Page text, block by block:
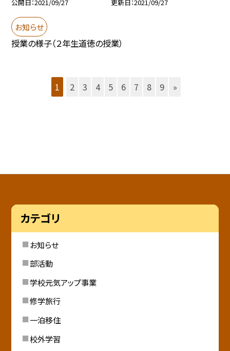
公開日 2021/09/27 更新日 2021/09/27
お知らせ
授業の様子（２年生道徳の授業）
1 2 3 4 5 6 7 8 9 »
カテゴリ
お知らせ
部活動
学校元気アップ事業
修学旅行
一泊移住
校外学習